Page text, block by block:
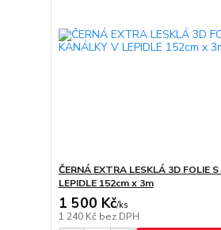
ČERNÁ EXTRA LESKLÁ 3D FOLIE
LEPIDLE 152cm x 3m
1 500 Kč/ks
1 240 Kč bez DPH